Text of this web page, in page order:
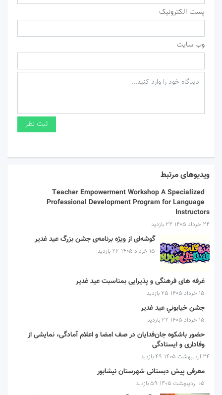
پست الکترونیک
وب سایت
ویدیوهای مرتبط
Teacher Empowerment Workshop A Specialized
Professional Development Program for Language
Instructors
۲۴ خرداد ۱۴۰۵ 22 بازدید
گوشه‌ای از ویژه برنامه‌ی جشن بزرگ عید غدیر
۱۵ خرداد ۱۴۰۵ 22 بازدید
غرفه های فرهنگی و پذیرایی بمناسبت عید غدیر
۱۵ خرداد ۱۴۰۵ 25 بازدید
جشن خیابونیِ عید غدیر
۱۵ خرداد ۱۴۰۵ 22 بازدید
حضور باشکوه جان‌فدایان در صف امضا و اعلام آمادگی، نمایشی از
وفاداری و ایستادگی
۲۴ اردیبهشت ۱۴۰۵ 49 بازدید
معرفی پیش دبستانی شهرستان نیشابور
۰۵ اردیبهشت ۱۴۰۵ 59 بازدید